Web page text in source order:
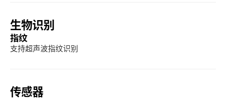
生物识别
指纹
支持超声波指纹识别
传感器